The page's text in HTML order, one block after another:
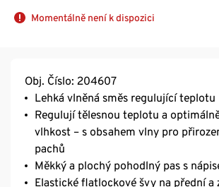
Momentálně není k dispozici
Obj. Číslo: 204607
Lehká vlněná směs regulující teplotu
Regulují tělesnou teplotu a
vlhkost – s obsahem vlny pro
pachů
Měkký a plochý pohodlný pas s
Elastické flatlockové švy na přední a